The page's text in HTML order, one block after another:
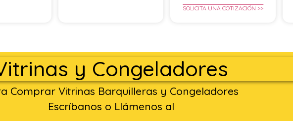
SOLICITA UNA COTIZACIÓN >>
y Congeladores
Comprar Vitrinas Barquilleras y Congeladores
Escríbanos o Llámenos al